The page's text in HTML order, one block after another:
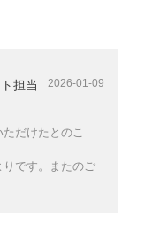
担当 2026-01-09
だけたとのこ
です。またのご